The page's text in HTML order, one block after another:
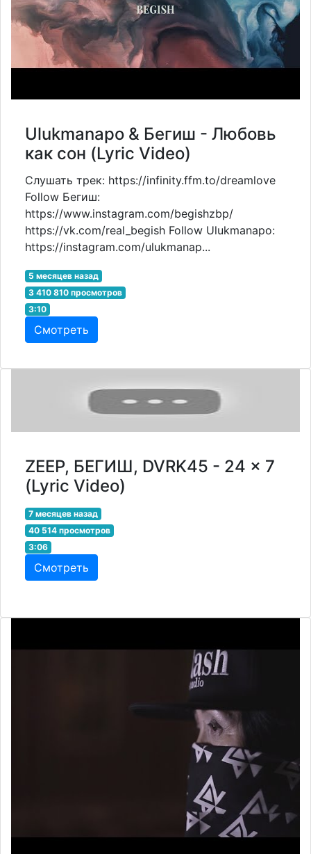
Ulukmanapo & Бегиш - Любовь
как сон (Lyric Video)
Слушать трек: https://infinity.ffm.to/dreamlove
Follow Бегиш:
https://www.instagram.com/begishzbp/
https://vk.com/real_begish Follow Ulukmanapo:
https://instagram.com/ulukmanap...
5 месяцев назад
3 410 810 просмотров
3:10
Смотреть
ZEEP, БЕГИШ, DVRK45 - 24 x 7
(Lyric Video)
7 месяцев назад
40 514 просмотров
3:06
Смотреть